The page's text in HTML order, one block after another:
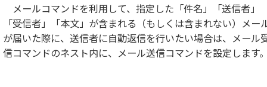
メールコマンドを利用して、指定した「件名」「送信者」
「受信者」「本文」が含まれる（もしくは含まれない）メー
が届いた際に、送信者に自動返信を行いたい場合は、メール
信コマンドのネスト内に、メール送信コマンドを設定します